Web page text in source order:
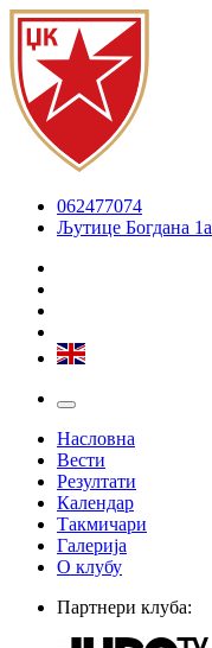
062477074
Љутице Богдана 1а
Насловна
Вести
Резултати
Календар
Такмичари
Галерија
О клубу
Партнери клуба: